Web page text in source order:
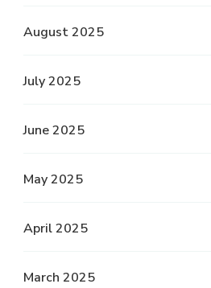
August 2025
July 2025
June 2025
May 2025
April 2025
March 2025